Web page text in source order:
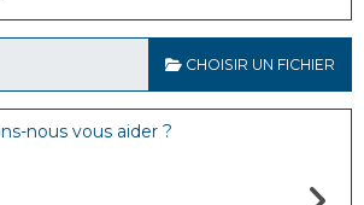
CHOISIR UN FICHIER